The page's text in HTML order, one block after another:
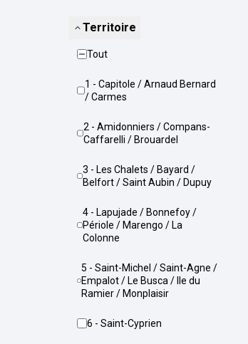
Territoire
Tout
1 - Capitole / Arnaud Bernard
/ Carmes
2 - Amidonniers / Compans-
Caffarelli / Brouardel
3 - Les Chalets / Bayard /
Belfort / Saint Aubin / Dupuy
4 - Lapujade / Bonnefoy /
Périole / Marengo / La
Colonne
5 - Saint-Michel / Saint-Agne /
Empalot / Le Busca / Ile du
Ramier / Monplaisir
6 - Saint-Cyprien